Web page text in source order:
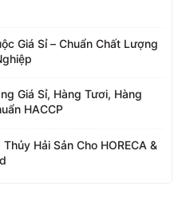
Giá Sỉ – Chuẩn Chất Lượng
Giá Sỉ, Hàng Tươi, Hàng
HACCP
Hải Sản Cho HORECA &